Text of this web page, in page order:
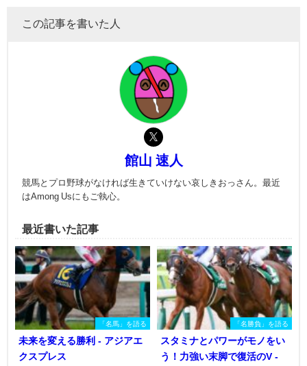
この記事を書いた人
館山 速人
競馬とプロ野球がなければ生きていけない哀しきおっさん。最近
はAmong Usにもご執心。
最近書いた記事
「名馬」を語る
未来を変える勝利 - アジアエ
クスプレス
「名勝負」を語る
スタミナとパワーがモノをい
う！力強い末脚で復活のV -